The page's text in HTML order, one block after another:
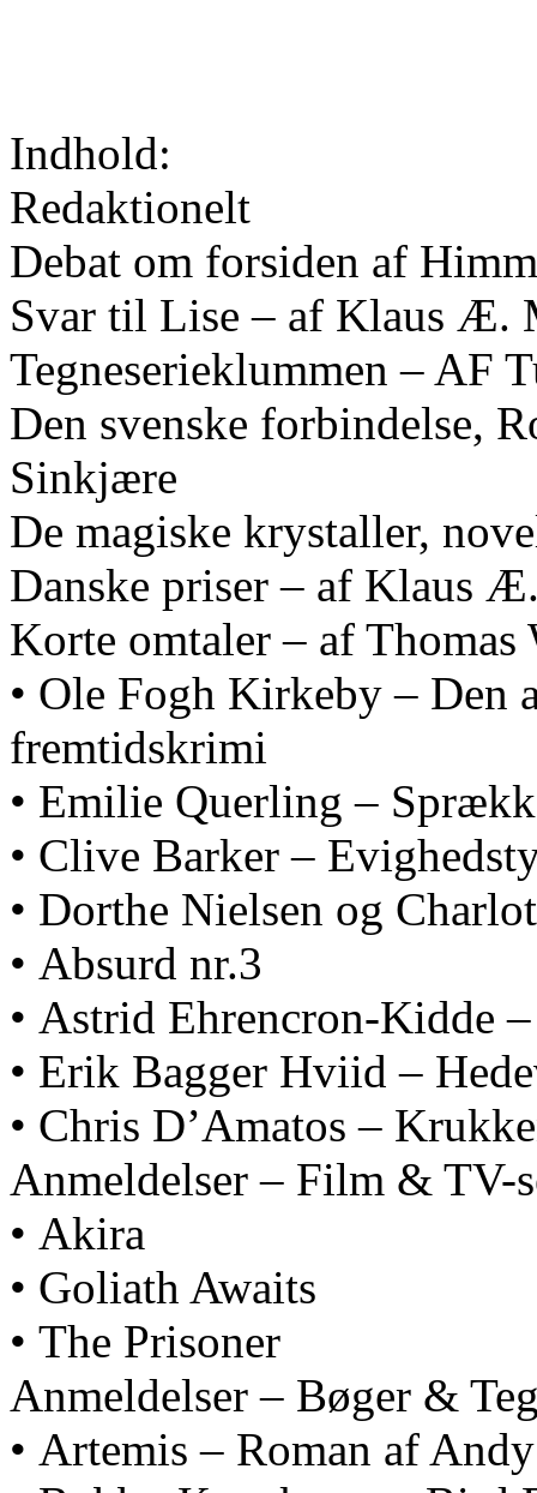
Indhold:
Redaktionelt
Debat om forsiden af
Svar til Lise – af Klaus Æ.
Tegneserieklummen – AF
Den svenske forbindelse,
Sinkjære
De magiske krystaller,
Danske priser – af Klaus
Korte omtaler – af Thomas
• Ole Fogh Kirkeby – Den
fremtidskrimi
• Emilie Querling –
• Clive Barker –
• Dorthe Nielsen og
• Absurd nr.3
• Astrid Ehrencron-Kidde
• Erik Bagger Hviid –
• Chris D’Amatos –
Anmeldelser – Film & TV-
• Akira
• Goliath Awaits
• The Prisoner
Anmeldelser – Bøger &
• Artemis – Roman af